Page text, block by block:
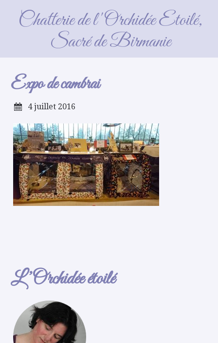
Chatterie de l'Orchidée Etoilé,
Sacré de Birmanie
Expo de cambrai
Expo de cambrai
4 juillet 2016
L’Orchidée étoilé